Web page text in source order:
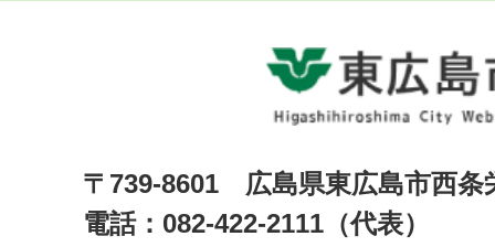
〒739-8601 広島県東広島市西
電話：082-422-2111（代表）